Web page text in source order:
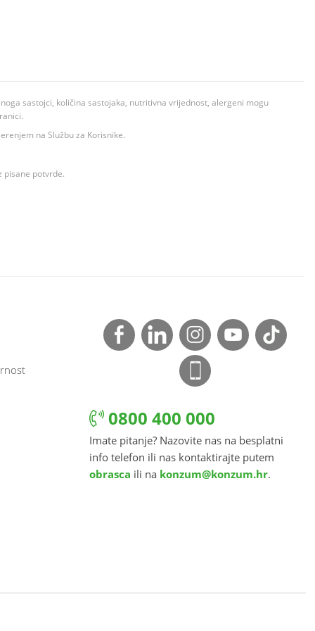
sastojci, količina sastojaka, nutritivna vrijednost, alergeni mogu
na Službu za Korisnike.
pisane potvrde.
0800 400 000
Imate pitanje? Nazovite nas na besplatni
info telefon ili nas kontaktirajte putem
obrasca ili na konzum@konzum.hr.